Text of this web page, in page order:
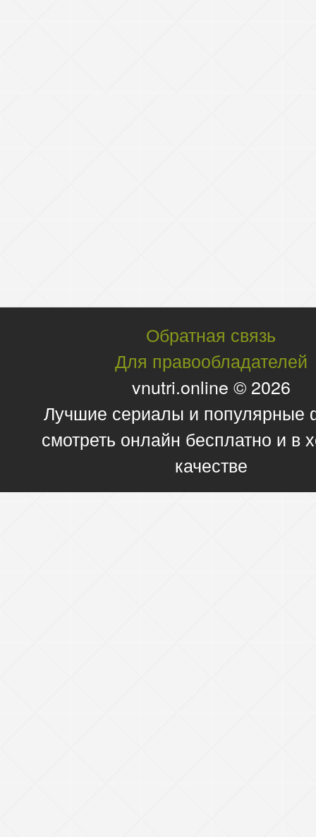
Обратная связь
Для правообладателей
vnutri.online © 2026
Лучшие сериалы и
смотреть онлайн бесплатно и в
качестве